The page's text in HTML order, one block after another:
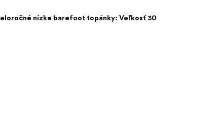
nízke barefoot topánky: Veľkosť 30